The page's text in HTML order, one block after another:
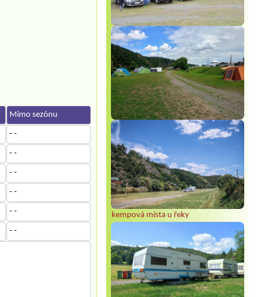
kempová místa u řeky
Mimo sezónu
- -
- -
- -
- -
- -
- -